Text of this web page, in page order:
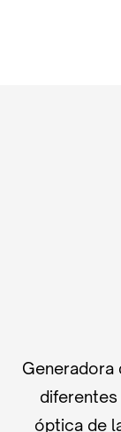
Generadora
óptica de